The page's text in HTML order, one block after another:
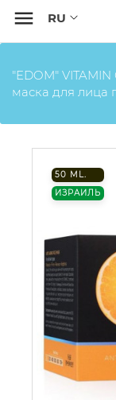

"EDOM"
маска для лица
50 ML.
ИЗРАИЛЬ